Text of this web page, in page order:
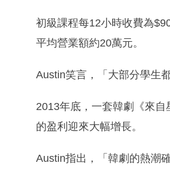
初級課程每12小時收費為
平均營業額約20萬元。
Austin笑言，「大部分學生
2013年底，一套韓劇《來
的盈利迎來大幅增長。
Austin指出，「韓劇的熱潮